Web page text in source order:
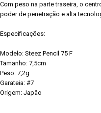
Com peso na parte traseira, o
poder de penetração e alta
Especificações:
Modelo: Steez Pencil 75 F
Tamanho: 7,5cm
Peso: 7,2g
Garateia: #7
Origem: Japão